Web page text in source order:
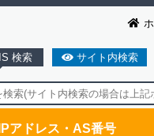
検索 サイト内検索
アドレス・AS番号